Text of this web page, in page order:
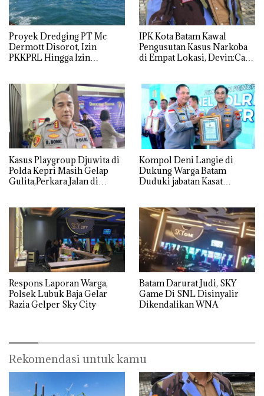
Proyek Dredging PT Mc
Dermott Disorot, Izin
PKKPRL Hingga Izin
IPK Kota Batam Kawal
Pengusutan Kasus Narkoba
di Empat Lokasi, Devin:Cari
Kasus Playgroup Djuwita di
Polda Kepri Masih Gelap
Gulita,Perkara Jalan di
Kompol Deni Langie di
Dukung Warga Batam
Duduki jabatan Kasat
Respons Laporan Warga,
Polsek Lubuk Baja Gelar
Razia Gelper Sky City
Batam Darurat Judi, SKY
Game Di SNL Disinyalir
Dikendalikan WNA
Rekomendasi untuk kamu